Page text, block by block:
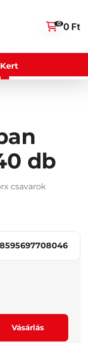
0 0 Ft
Kert
db
csavarok
8595697708046
Vásárlás